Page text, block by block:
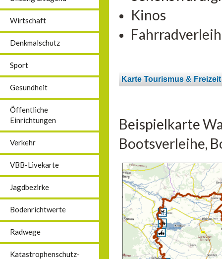
Wirtschaft
Denkmalschutz
Sport
Gesundheit
Öffentliche
Einrichtungen
Verkehr
VBB-Livekarte
Jagdbezirke
Bodenrichtwerte
Radwege
Katastrophenschutz-
Kinos
Karte Tourismus & Freizeit
Beispielkarte
Bootsverleihe,